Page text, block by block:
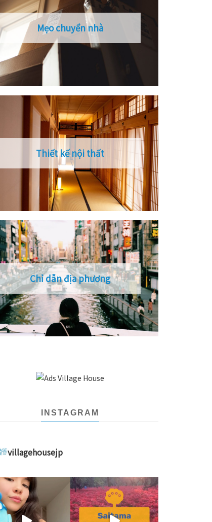
Mẹo chuyển nhà
Thiết kế nội thất
Chỉ dẫn địa phương
INSTAGRAM
villagehousejp